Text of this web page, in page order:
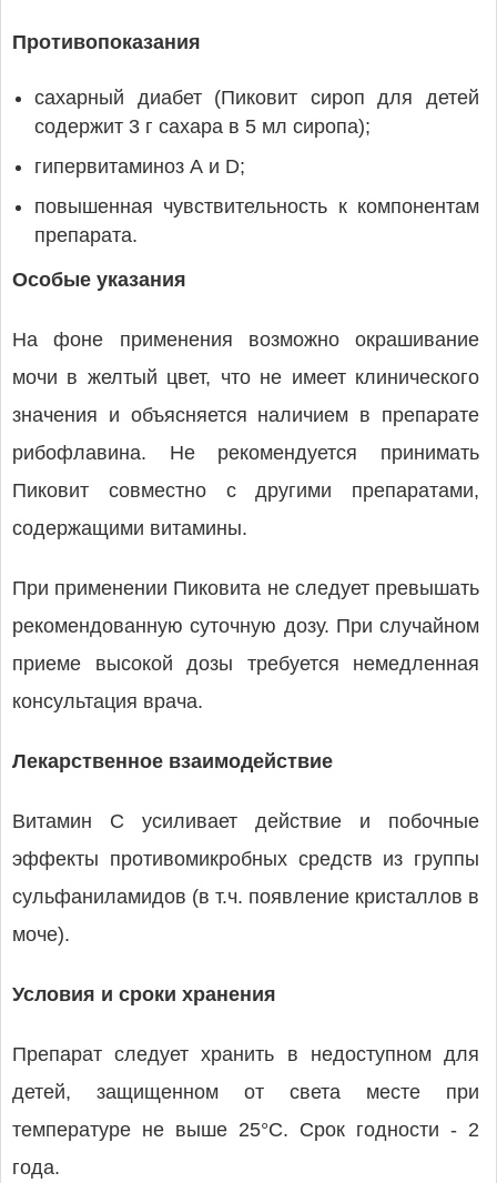
Противопоказания
сахарный диабет (Пиковит сироп для детей
содержит 3 г сахара в 5 мл сиропа);
гипервитаминоз А и D;
повышенная чувствительность к компонентам
препарата.
Особые указания
На фоне применения возможно окрашивание
мочи в желтый цвет, что не имеет клинического
значения и объясняется наличием в препарате
рибофлавина. Не рекомендуется принимать
Пиковит совместно с другими препаратами,
содержащими витамины.
При применении Пиковита не следует превышать
рекомендованную суточную дозу. При случайном
приеме высокой дозы требуется немедленная
консультация врача.
Лекарственное взаимодействие
Витамин С усиливает действие и побочные
эффекты противомикробных средств из группы
сульфаниламидов (в т.ч. появление кристаллов в
моче).
Условия и сроки хранения
Препарат следует хранить в недоступном для
детей, защищенном от света месте при
температуре не выше 25°С. Срок годности - 2
года.